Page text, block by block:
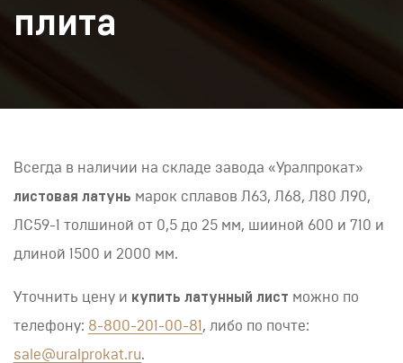
плита
Всегда в наличии на складе завода «Уралпрокат»
листовая латунь марок сплавов Л63, Л68, Л80 Л90,
ЛС59-1 толшиной от 0,5 до 25 мм, шииной 600 и 710 и
длиной 1500 и 2000 мм.
Уточнить цену и купить латунный лист можно по
телефону: 8-800-201-00-81 , либо по почте:
sale@uralprokat.ru.